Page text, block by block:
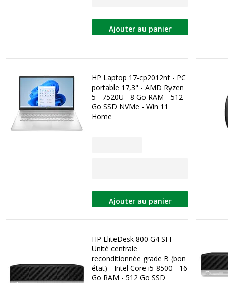
Ajouter au panier
HP Laptop 17-cp2012nf - PC
portable 17,3" - AMD Ryzen
5 - 7520U - 8 Go RAM - 512
Go SSD NVMe - Win 11
Home
Ajouter au panier
HP EliteDesk 800 G4 SFF -
Unité centrale
reconditionnée grade B (bon
état) - Intel Core i5-8500 - 16
Go RAM - 512 Go SSD